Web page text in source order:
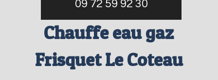
09 72 59 92 30
Chauffe eau gaz
Frisquet Le Coteau